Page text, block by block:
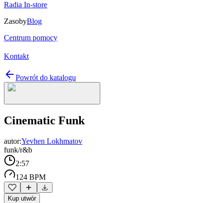
Radia In-store
ZasobyBlog
Centrum pomocy
Kontakt
Powrót do katalogu
Cinematic Funk
autor:Yevhen Lokhmatov
funk/r&b
2:57
124 BPM
Kup utwór